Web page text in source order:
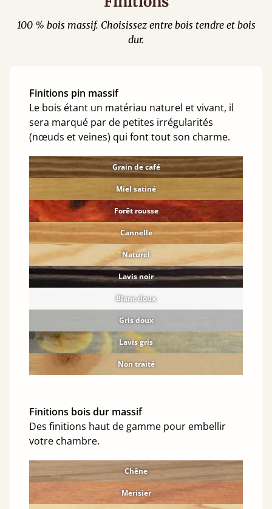
100 % bois massif. Choisissez entre bois tendre et bois
dur.
Finitions pin massif
Le bois étant un matériau naturel et vivant, il
sera marqué par de petites irrégularités
(nœuds et veines) qui font tout son charme.
Grain de café
Miel satiné
Forêt rousse
Cannelle
Naturel
Lavis noir
Blanc doux
Gris doux
Lavis gris
Non traité
Finitions bois dur massif
Des finitions haut de gamme pour embellir
votre chambre.
Chêne
Merisier